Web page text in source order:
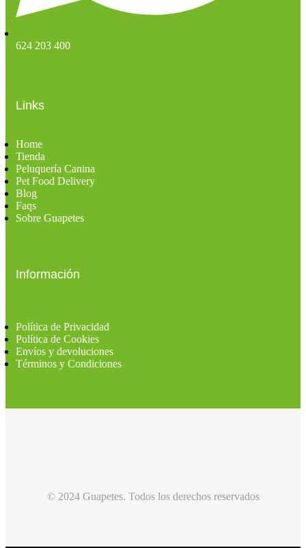
624 203 400
Links
Home
Tienda
Peluquería Canina
Pet Food Delivery
Blog
Faqs
Sobre Guapetes
Información
Política de Privacidad
Política de Cookies
Envíos y devoluciones
Términos y Condiciones
© 2024 Guapetes. Todos los derechos reservados